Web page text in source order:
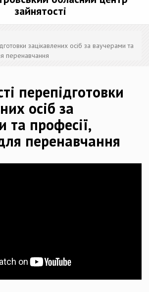
зайнятості
зацікавлених осіб за ваучерами та
перенавчання
перепідготовки
осіб за
та професії,
перенавчання